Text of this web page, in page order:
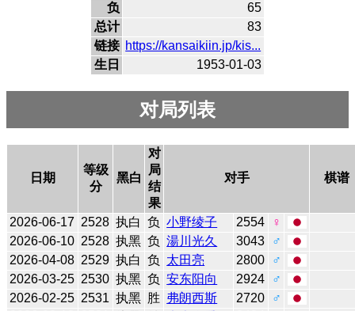
负
65
总计
83
链接 https://kansaikiin.jp/kis...
生日
1953-01-03
对局列表
日期
等级
分
黑白
对
局
结
果
对手 棋谱
2026-06-17 2528 执白 负 小野绫子 2554
♀
2026-06-10 2528 执黑 负 湯川光久 3043
♂
2026-04-08 2529 执白 负 太田亮 2800
♂
2026-03-25 2530 执黑 负 安东阳向 2924
♂
2026-02-25 2531 执黑 胜 弗朗西斯 2720
♂